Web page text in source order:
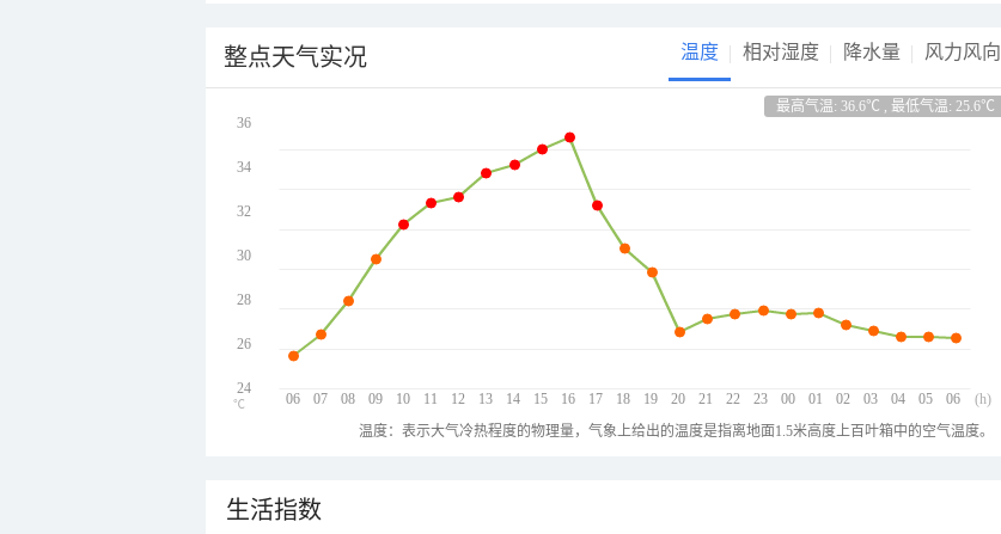
整点天气实况 温度 相对湿度 降水量 风力风向
最高气温: 36.6℃ , 最低气温: 25.6℃
06 07 08 09 10 11 12 13 14 15 16 17 18 19 20 21 22 23 00 01 02 03 04 05 06
36
34
32
30
28
26
24
(h)
℃
温度：表示大气冷热程度的物理量，气象上给出的温度是指离地面1.5米高度上百叶箱中的空气温度。
生活指数